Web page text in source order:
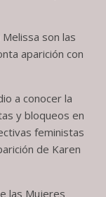
son las
aparición con
a conocer la
y bloqueos en
feministas
de Karen
las Mujeres